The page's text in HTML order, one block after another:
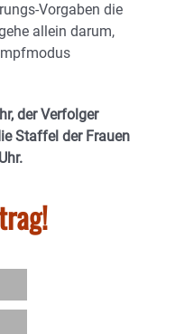
Vorgaben die
allein darum,
der Verfolger
Staffel der Frauen